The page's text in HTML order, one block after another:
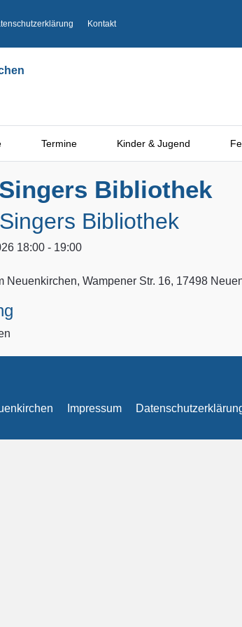
Kontakt
Termine Kinder & Jugend
Bibliothek
Bibliothek
18:00 - 19:00
Neuenkirchen, Wampener Str. 16, 17498
Impressum